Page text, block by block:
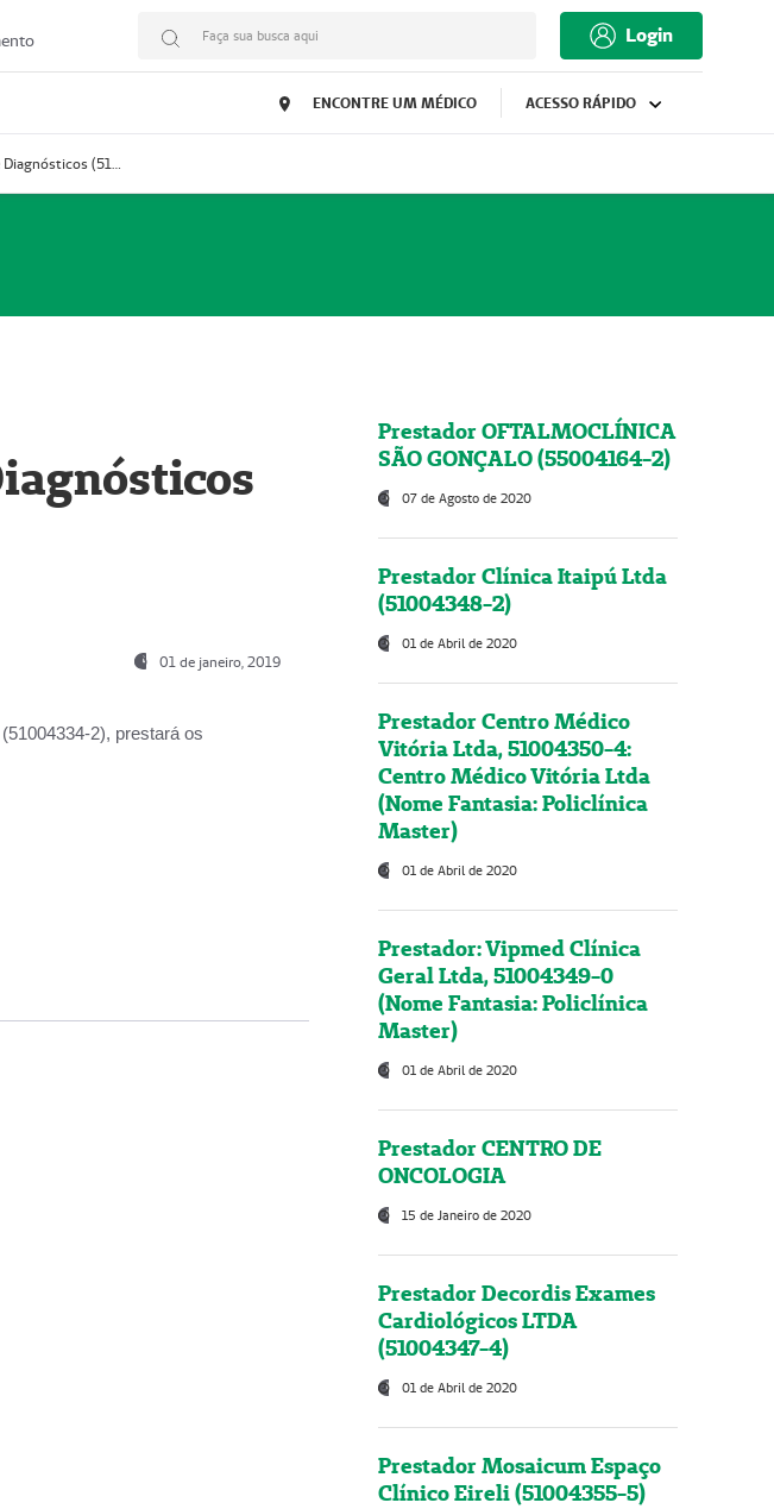
Faça sua busca aqui Login
ENCONTRE UM MÉDICO ACESSO RÁPIDO
Prestador Medlife Consultas e Diagnósticos (51004334-2)
01 de janeiro, 2019
(51004334-2), prestará os
Prestador OFTALMOCLÍNICA
SÃO GONÇALO (55004164-2)
07 de Agosto de 2020
Prestador Clínica Itaipú Ltda
(51004348-2)
01 de Abril de 2020
Prestador Centro Médico
Vitória Ltda, 51004350-4:
Centro Médico Vitória Ltda
(Nome Fantasia: Policlínica
Master)
01 de Abril de 2020
Prestador: Vipmed Clínica
Geral Ltda, 51004349-0
(Nome Fantasia: Policlínica
Master)
01 de Abril de 2020
Prestador CENTRO DE
ONCOLOGIA
15 de Janeiro de 2020
Prestador Decordis Exames
Cardiológicos LTDA
(51004347-4)
01 de Abril de 2020
Prestador Mosaicum Espaço
Clínico Eireli (51004355-5)